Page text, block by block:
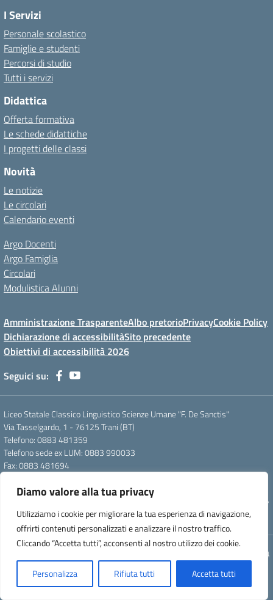
Diamo valore alla tua privacy
Utilizziamo i cookie per migliorare la tua esperienza di navigazione,
offrirti contenuti personalizzati e analizzare il nostro traffico.
Cliccando “Accetta tutti”, acconsenti al nostro utilizzo dei cookie.
Personalizza Rifiuta tutti Accetta tutti
I Servizi
Personale scolastico
Famiglie e studenti
Percorsi di studio
Tutti i servizi
Didattica
Offerta formativa
Le schede didattiche
I progetti delle classi
Novità
Le notizie
Le circolari
Calendario eventi
Argo Docenti
Argo Famiglia
Circolari
Modulistica Alunni
Amministrazione TrasparenteAlbo pretorioPrivacyCookie Policy
Dichiarazione di accessibilitàSito precedente
Obiettivi di accessibilità 2026
Seguici su:
Liceo Statale Classico Linguistico Scienze Umane "F. De Sanctis"
Via Tasselgardo, 1 - 76125 Trani (BT)
Telefono: 0883 481359
Telefono sede ex LUM: 0883 990033
Fax: 0883 481694
Pec: btpc210007@pec.istruzione.it
Codice Meccanografico: istsc_btpc210007 - Codice Fiscale: 92058830727
- Codice Univoco d'ufficio: UFG4S9
Concept & Design by Designers Italia